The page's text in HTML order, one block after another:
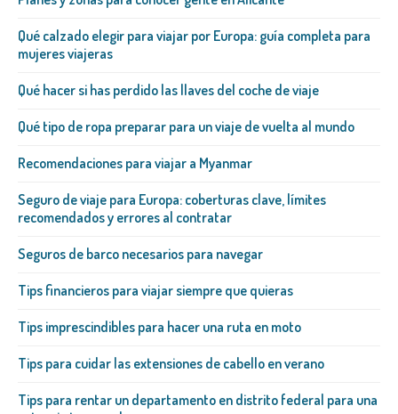
Qué calzado elegir para viajar por Europa: guía completa para
mujeres viajeras
Qué hacer si has perdido las llaves del coche de viaje
Qué tipo de ropa preparar para un viaje de vuelta al mundo
Recomendaciones para viajar a Myanmar
Seguro de viaje para Europa: coberturas clave, límites
recomendados y errores al contratar
Seguros de barco necesarios para navegar
Tips financieros para viajar siempre que quieras
Tips imprescindibles para hacer una ruta en moto
Tips para cuidar las extensiones de cabello en verano
Tips para rentar un departamento en distrito federal para una